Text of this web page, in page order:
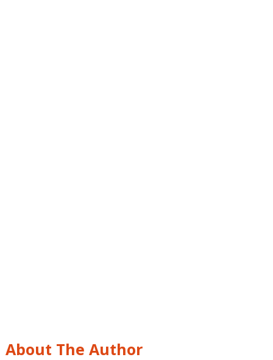
About The Author